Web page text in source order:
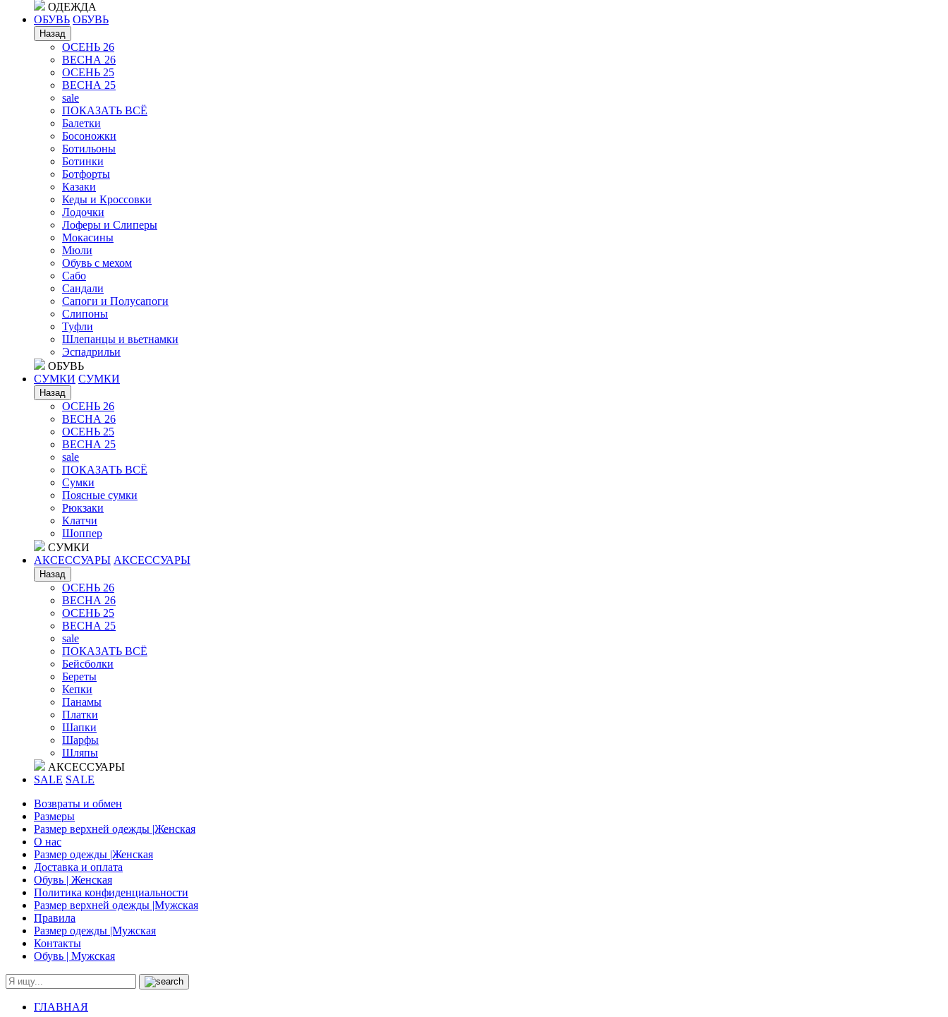
ОДЕЖДА
ОБУВЬ ОБУВЬ
Назад
ОСЕНЬ 26
ВЕСНА 26
ОСЕНЬ 25
ВЕСНА 25
sale
ПОКАЗАТЬ ВСЁ
Балетки
Босоножки
Ботильоны
Ботинки
Ботфорты
Казаки
Кеды и Кроссовки
Лодочки
Лоферы и Слиперы
Мокасины
Мюли
Обувь с мехом
Сабо
Сандали
Сапоги и Полусапоги
Слипоны
Туфли
Шлепанцы и вьетнамки
Эспадрильи
ОБУВЬ
СУМКИ СУМКИ
Назад
ОСЕНЬ 26
ВЕСНА 26
ОСЕНЬ 25
ВЕСНА 25
sale
ПОКАЗАТЬ ВСЁ
Сумки
Поясные сумки
Рюкзаки
Клатчи
Шоппер
СУМКИ
АКСЕССУАРЫ АКСЕССУАРЫ
Назад
ОСЕНЬ 26
ВЕСНА 26
ОСЕНЬ 25
ВЕСНА 25
sale
ПОКАЗАТЬ ВСЁ
Бейсболки
Береты
Кепки
Панамы
Платки
Шапки
Шарфы
Шляпы
АКСЕССУАРЫ
SALE SALE
Возвраты и обмен
Размеры
Размер верхней одежды |Женская
О нас
Размер одежды |Женская
Доставка и оплата
Обувь | Женская
Политика конфиденциальности
Размер верхней одежды |Мужская
Правила
Размер одежды |Мужская
Контакты
Обувь | Мужская
ГЛАВНАЯ